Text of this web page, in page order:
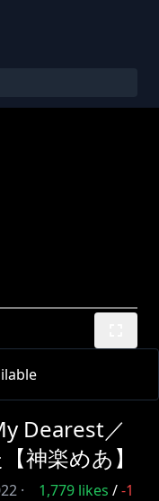
Dearest／
神楽めあ】
·
1,779 likes /-1